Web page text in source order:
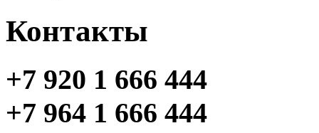
Контакты
+7 920 1 666 444
+7 964 1 666 444